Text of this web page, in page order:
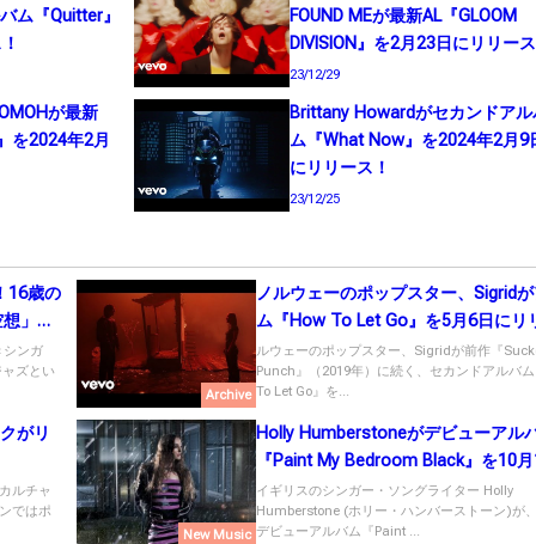
ム『Quitter』
FOUND MEが最新AL『GLOOM
DIVISION』を2月23日にリリース
23/12/29
が最新
を2024年2月
Brittany Howardがセカンドアル
ム『What Now』を2024年2月9
にリリース！
23/12/25
16歳の
」の
シンガ
ズとい
Archive
ノルウェーのポップスター、Sigrid
ム『How To Let Go』を5月6日にリ
ス！
ルウェーのポップスター、Sigridが前作『
Punch』（2019年）に続く、セカンドアルバ
To Let Go』を...
がリ
ルチャ
ではポ
New Music
Holly Humberstoneがデビューアル
『Paint My Bedroom Black』を10月
にリリース！
イギリスのシンガー・ソングライター Holly
Humberstone (ホリー・ハンバーストーン)が
デビューアルバム『Paint ...